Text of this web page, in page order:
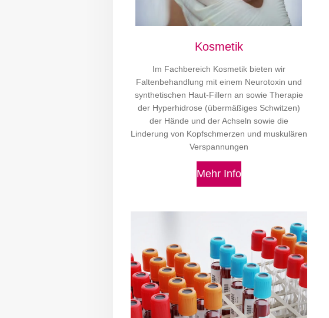
Kosmetik
Im Fachbereich Kosmetik bieten wir
Faltenbehandlung mit einem Neurotoxin und
synthetischen Haut-Fillern an sowie Therapie
der Hyperhidrose (übermäßiges Schwitzen)
der Hände und der Achseln sowie die
Linderung von Kopfschmerzen und muskulären
Verspannungen
Mehr Info